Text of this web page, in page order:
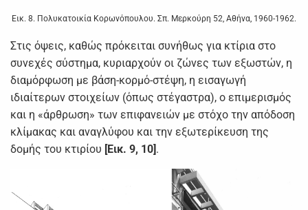
Εικ. 8. Πολυκατοικία Κορωνόπουλου. Σπ. Μερκούρη 52, Αθήνα, 1960-1962.
Στις όψεις, καθώς πρόκειται συνήθως για κτίρια στο
συνεχές σύστημα, κυριαρχούν οι ζώνες των εξωστών, η
διαμόρφωση με βάση-κορμό-στέψη, η εισαγωγή
ιδιαίτερων στοιχείων (όπως στέγαστρα), ο επιμερισμός
και η «άρθρωση» των επιφανειών με στόχο την απόδοση
κλίμακας και αναγλύφου και την εξωτερίκευση της
δομής του κτιρίου [Εικ. 9, 10].